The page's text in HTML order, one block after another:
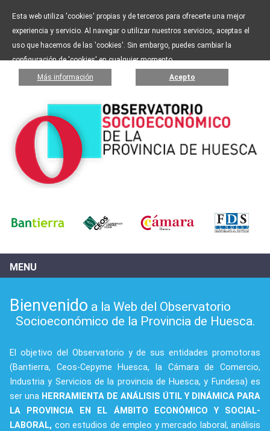
Esta web utiliza 'cookies' propias y de terceros para ofrecerte una mejor
experiencia y servicio. Al navegar o utilizar nuestros servicios, aceptas el
uso que hacemos de las 'cookies'. Sin embargo, puedes cambiar la
configuración de 'cookies' en cualquier momento.
Más información Acepto
MENU
Bienvenido a la Web del Observatorio
Socioeconómico de la Provincia de Huesca.
El objetivo del Observatorio y de sus entidades promotoras
(Bantierra, Ceos-Cepyme Huesca, la Cámara de Comercio,
Industria y Servicios de la provincia de Huesca, y Fundesa) es
ser una HERRAMIENTA DE ANÁLISIS ÚTIL Y DINÁMICA PARA
LA PROVINCIA EN EL ÁMBITO ECONÓMICO Y SOCIAL-
LABORAL, con estudios de empleo y mercado laboral, análisis